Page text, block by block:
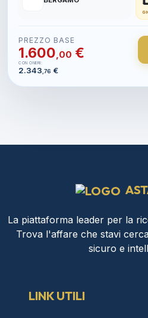
PREZZO BASE
1.600,00 €
CON ONERI:
2.343 ,76 €
La piattaforma leader per la
Trova l'affare che stavi
sicuro e
LINK UTILI